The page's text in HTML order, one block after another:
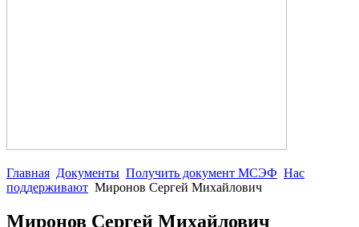
Главная Документы Получить документ МСЭФ Нас
поддерживают Миронов Сергей Михайлович
Миронов Сергей Михайлович